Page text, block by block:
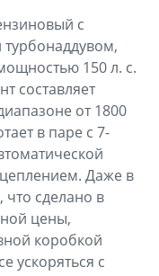
с
150 л. c.
составляет
от 1800
в паре с 7-
Даже в
сделано в
цены,
коробкой
ускоряться с